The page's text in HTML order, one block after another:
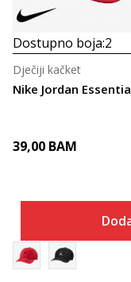
Dostupno boja:2
Nike Jordan
Dječiji kačket
39,00 BAM